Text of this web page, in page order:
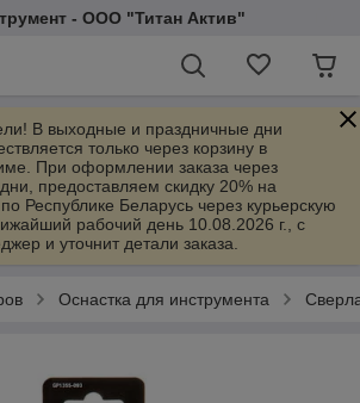
- ООО "Титан Актив"
В выходные и праздничные дни
только через корзину в
При оформлении заказа через
предоставляем скидку 20% на
Республике Беларусь через курьерскую
рабочий день 10.08.2026 г., с
и уточнит детали заказа.
Оснастка для инструмента